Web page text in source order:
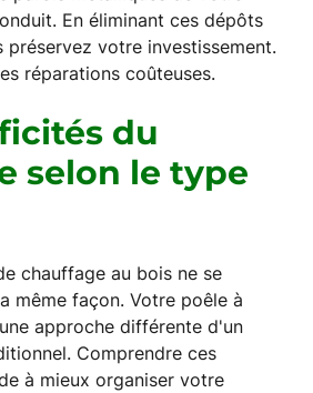
En éliminant ces dépôts
préservez votre investissement.
réparations coûteuses.
du
selon le type
chauffage au bois ne se
même façon. Votre poêle à
approche différente d'un
Comprendre ces
à mieux organiser votre